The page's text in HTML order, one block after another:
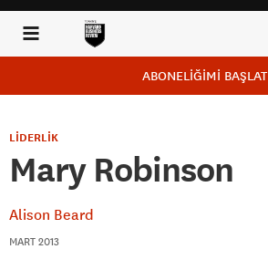
ABONELİĞİMİ BAŞLAT
LİDERLİK
Mary Robinson
Alison Beard
MART 2013